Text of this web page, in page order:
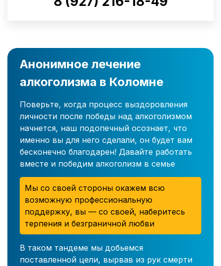
Анонимное лечение
алкоголизма в Коломне
Поверьте, когда процесс выздоровления
личности после победы над алкоголизмом
начнется, наш подопечный осознает, что
именно вы для него сделали, он будет вам
бесконечно благодарен! Давайте работать
вместе и победим алкоголизм в семье
Мы со своей стороны окажем всю
возможную профессиональную
поддержку, вы — со своей, наберитесь
терпения и безграничной любви
В таком тандеме мы добьемся
поставленной цели, вырвав из рук смерти